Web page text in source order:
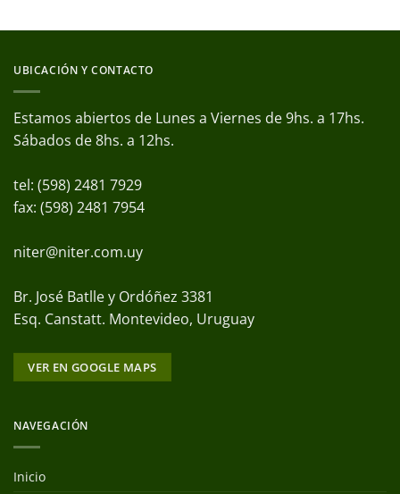
UBICACIÓN Y CONTACTO
Estamos abiertos de Lunes a Viernes de 9hs. a 17hs.
Sábados de 8hs. a 12hs.
tel: (598) 2481 7929
fax: (598) 2481 7954
niter@niter.com.uy
Br. José Batlle y Ordóñez 3381
Esq. Canstatt. Montevideo, Uruguay
VER EN GOOGLE MAPS
NAVEGACIÓN
Inicio